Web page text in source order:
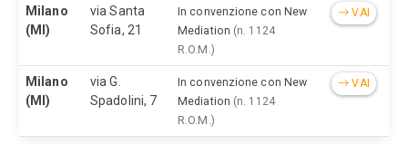
Milano
(MI)
via Santa
Sofia, 21
In convenzione con New
Mediation (n. 1124
R.O.M.)
VAI
Milano
(MI)
via G.
Spadolini, 7
In convenzione con New
Mediation (n. 1124
R.O.M.)
VAI